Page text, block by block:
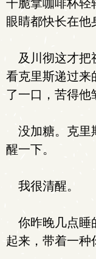
干脆拿咖啡杯轻
眼睛都快长在他
及川彻这才把
看克里斯递过来
了一口，苦得他
没加糖。克里
醒一下。
我很清醒。
你昨晚几点睡
起来，带着一种